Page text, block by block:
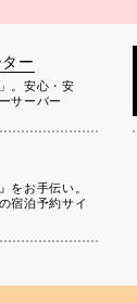
ー
。安心・安
サーバー
をお手伝い。
宿泊予約サイ